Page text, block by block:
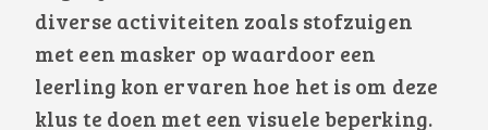
diverse activiteiten zoals stofzuigen
met een masker op waardoor een
leerling kon ervaren hoe het is om deze
klus te doen met een visuele beperking.